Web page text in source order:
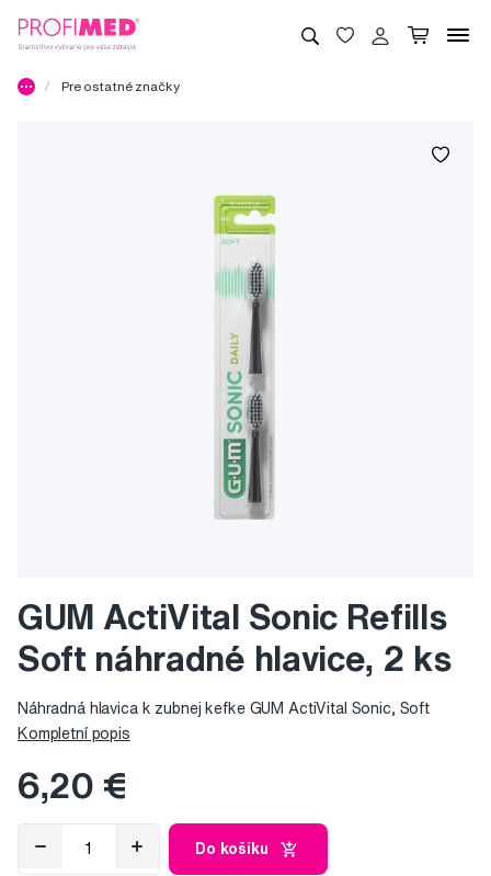
Pre ostatné značky
GUM ActiVital Sonic Refills
Soft náhradné hlavice, 2 ks
Náhradná hlavica k zubnej kefke GUM ActiVital Sonic, Soft
Kompletní popis
6,20 €
Do košíku